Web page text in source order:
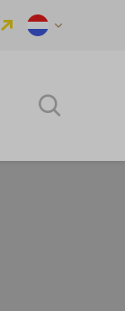
Dutch